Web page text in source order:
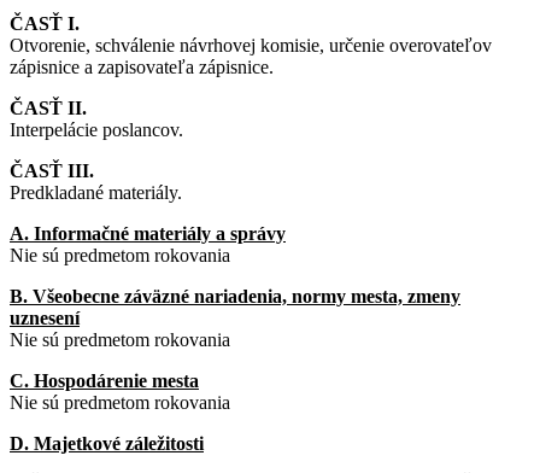
ČASŤ I.
Otvorenie, schválenie návrhovej komisie, určenie overovateľov
zápisnice a zapisovateľa zápisnice.
ČASŤ II.
Interpelácie poslancov.
ČASŤ III.
Predkladané materiály.
A. Informačné materiály a správy
Nie sú predmetom rokovania
B. Všeobecne záväzné nariadenia, normy mesta, zmeny
uznesení
Nie sú predmetom rokovania
C. Hospodárenie mesta
Nie sú predmetom rokovania
D. Majetkové záležitosti